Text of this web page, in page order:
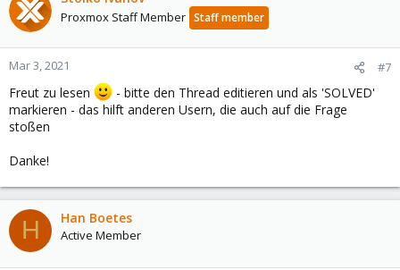
t
o
n
:
Proxmox Staff Member Staff member
Mar 3, 2021 #7
Freut zu lesen
- bitte den Thread editieren und als 'SOLVED'
markieren - das hilft anderen Usern, die auch auf die Frage
stoßen
Danke!
H Han Boetes
Active Member